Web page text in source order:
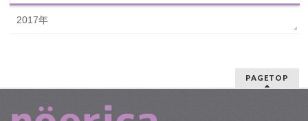
2017年
PAGETOP